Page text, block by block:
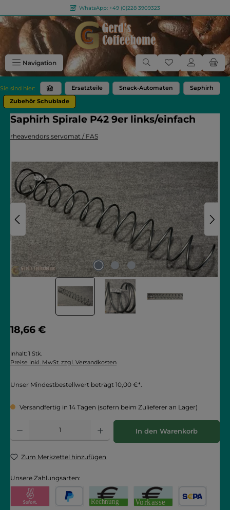
Zum Hauptinhalt springenWhatsApp: +49 (0)228 3909323
Navigation Du hast 0
Sie sind hier: Ersatzteile Snack-Automaten
Saphirh
Zubehör Schublade
Saphirh Spirale P42 9er links/einfach
rheavendors servomat / FAS
Bildergalerie überspringen
Regulärer Preis:
18,66 €
Inhalt: 1 Stk.
Preise inkl. MwSt. zzgl. Versandkosten
Unser Mindestbestellwert beträgt 10,00 €*.
Versandfertig in 14 Tagen (sofern beim Zulieferer an Lager)
Produkt Anzahl: Gib den gewünschten Wert ein oder benutze die
In den Warenkorb
Zum Merkzettel hinzufügen
Unsere Zahlungsarten: